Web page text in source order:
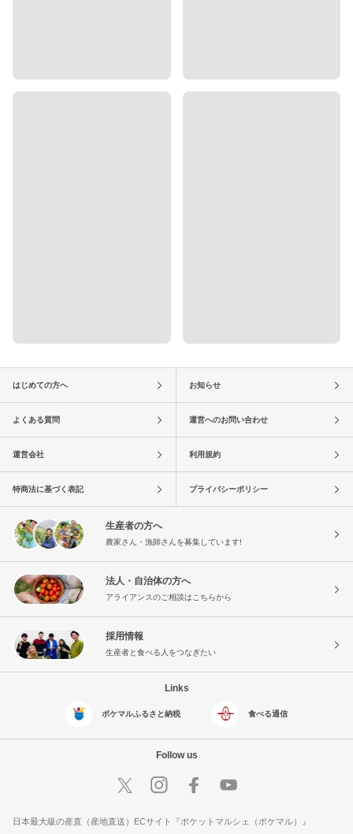
はじめての方へ お知らせ
よくある質問 運営へのお問い合わせ
運営会社 利用規約
特商法に基づく表記 プライバシーポリシー
生産者の方へ
農家さん・漁師さんを募集しています!
法人・自治体の方へ
アライアンスのご相談はこちらから
採用情報
生産者と食べる人をつなぎたい
Links
ポケマルふるさと納税 食べる通信
Follow us
日本最大級の産直（産地直送）ECサイト『ポケットマルシェ（ポケマル）』